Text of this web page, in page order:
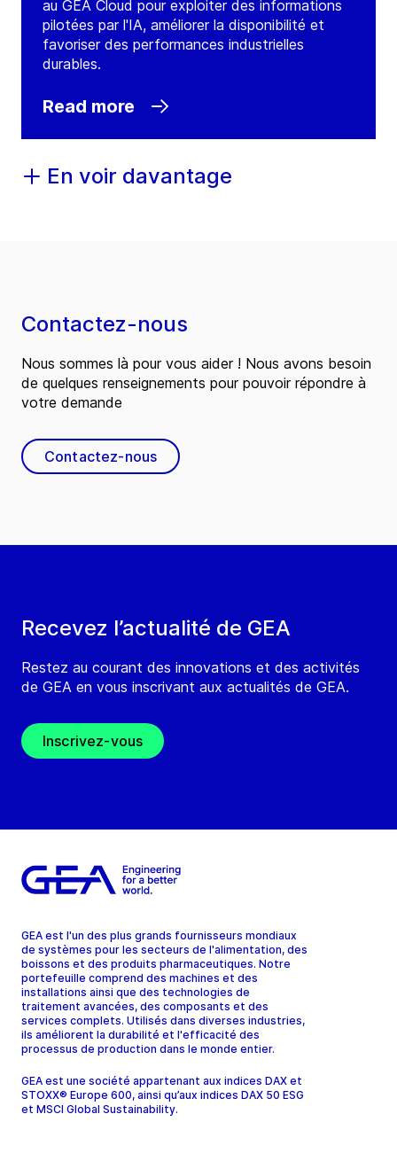
au GEA Cloud pour exploiter des informations
pilotées par l'IA, améliorer la disponibilité et
favoriser des performances industrielles
durables.
Read more
En voir davantage
Recevez l’actualité de GEA
Restez au courant des innovations et des activités
de GEA en vous inscrivant aux actualités de GEA.
Inscrivez-vous
Contactez-nous
Nous sommes là pour vous aider ! Nous avons besoin
de quelques renseignements pour pouvoir répondre à
votre demande
Contactez-nous
GEA est l'un des plus grands fournisseurs mondiaux
de systèmes pour les secteurs de l'alimentation, des
boissons et des produits pharmaceutiques. Notre
portefeuille comprend des machines et des
installations ainsi que des technologies de
traitement avancées, des composants et des
services complets. Utilisés dans diverses industries,
ils améliorent la durabilité et l'efficacité des
processus de production dans le monde entier.
GEA est une société appartenant aux indices DAX et
STOXX® Europe 600, ainsi qu’aux indices DAX 50 ESG
et MSCI Global Sustainability.